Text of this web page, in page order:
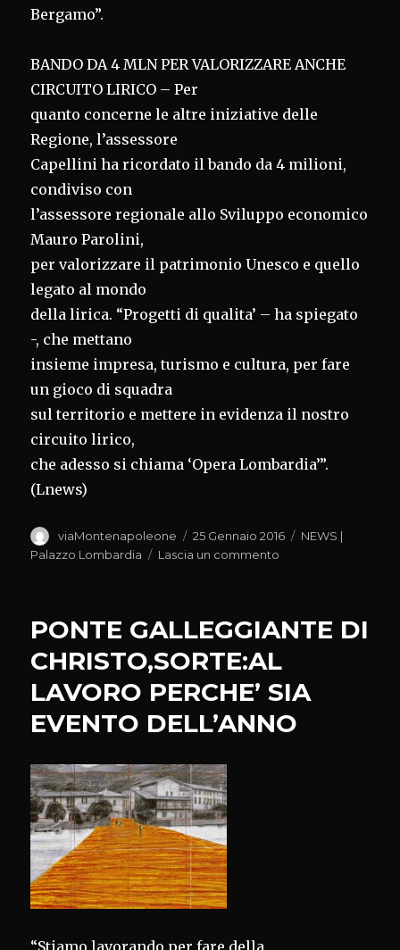
Bergamo”.
BANDO DA 4 MLN PER VALORIZZARE ANCHE
CIRCUITO LIRICO – Per
quanto concerne le altre iniziative delle
Regione, l’assessore
Capellini ha ricordato il bando da 4 milioni,
condiviso con
l’assessore regionale allo Sviluppo economico
Mauro Parolini,
per valorizzare il patrimonio Unesco e quello
legato al mondo
della lirica. “Progetti di qualita’ – ha spiegato
-, che mettano
insieme impresa, turismo e cultura, per fare
un gioco di squadra
sul territorio e mettere in evidenza il nostro
circuito lirico,
che adesso si chiama ‘Opera Lombardia’”.
(Lnews)
Autore
viaMontenapoleone
Pubblicato
il
25 Gennaio 2016 Categorie
NEWS |
Palazzo Lombardia
Lascia un commento
10.000
PONTE GALLEGGIANTE DI
CHRISTO,SORTE:AL
LAVORO PERCHE’ SIA
EVENTO DELL’ANNO